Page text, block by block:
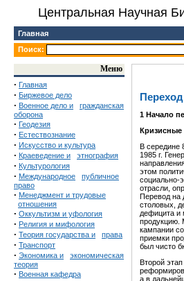
Центральная Научная
Главная
Поиск:
Меню
· Главная
· Биржевое дело
· Военное дело и
гражданская
оборона
· Геодезия
· Естествознание
· Искусство и культура
· Краеведение и этнография
· Культурология
· Международное
публичное
право
· Менеджмент и трудовые
отношения
· Оккультизм и уфология
· Религия и мифология
· Теория государства и права
· Транспорт
· Экономика и
экономическая
теория
· Военная кафедра
1 Начало
Кризисные
В середине
1985 г.
этом
социально-
отрасли,
Перевод на
столовых,
дефицита и
продукцию.
кампании
приемки
был чисто
Второй
а в